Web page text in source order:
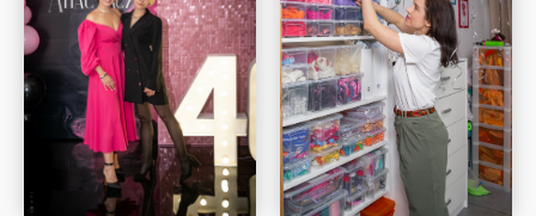
Шар Удачи на карте Москвы — Яндекс Карты